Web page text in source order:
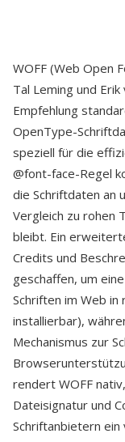
WOFF (Web Open
Tal Leming und
Empfehlung
OpenType-
speziell für die
@font-face-Regel
die Schriftdaten an
Vergleich zu rohen
bleibt. Ein
Credits und
geschaffen, um
Schriften im Web
installierbar),
Mechanismus zur
rendert WOFF
Dateisignatur und
Schriftanbietern